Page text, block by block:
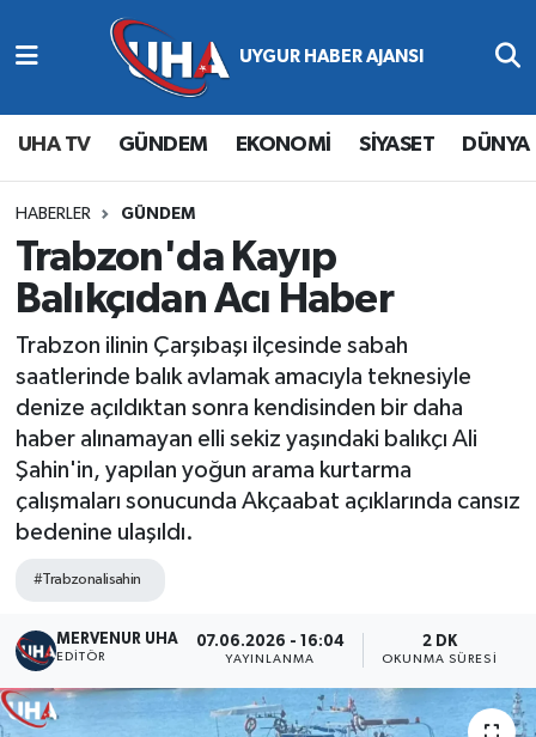
UHA TV GÜNDEM EKONOMİ SİYASET DÜNYA
HABERLER GÜNDEM
Trabzon'da Kayıp
Balıkçıdan Acı Haber
Trabzon ilinin Çarşıbaşı ilçesinde sabah
saatlerinde balık avlamak amacıyla teknesiyle
denize açıldıktan sonra kendisinden bir daha
haber alınamayan elli sekiz yaşındaki balıkçı Ali
Şahin'in, yapılan yoğun arama kurtarma
çalışmaları sonucunda Akçaabat açıklarında cansız
bedenine ulaşıldı.
#Trabzonalisahin
MERVENUR UHA
EDITÖR
07.06.2026 - 16:04
YAYINLANMA
2 DK
OKUNMA SÜRESI
Abone Ol
Gündem
Ekonomi
Magazin
Siyaset
Yaşam
Nöbetçi Eczaneler
Hava Durumu
Namaz Vakitleri
Trafik Durumu
Süper Lig Puan Durumu ve Fikstür
Tüm Manşetler
Son Dakika Haberleri